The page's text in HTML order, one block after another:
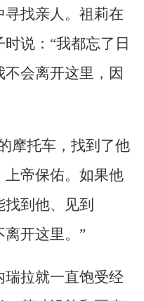
找亲人。祖莉在
说：“我都忘了日
会离开这里，因
摩托车，找到了他
上帝保佑。如果他
到他、见到
开这里。”
瑞拉就一直饱受经